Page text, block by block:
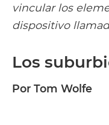
vincular los
dispositivo
Los
Por Tom Wolfe